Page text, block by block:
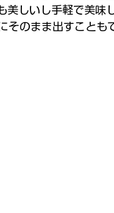
美しいし手軽で美味
のまま出すことも